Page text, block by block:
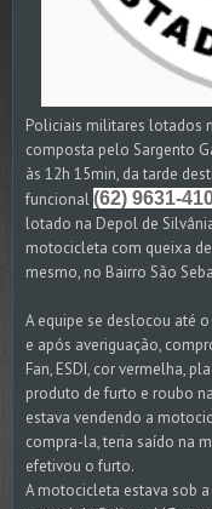
Policiais militares lotados
composta pelo Sargento
às 12h 15min, da tarde
funcional(62) 9631-
lotado na Depol de
motocicleta com queixa
mesmo, no Bairro São
A equipe se deslocou até
e após averiguação,
Fan, ESDI, cor vermelha,
produto de furto e roubo
estava vendendo a
compra-la, teria saído na
efetivou o furto.
A motocicleta estava sob